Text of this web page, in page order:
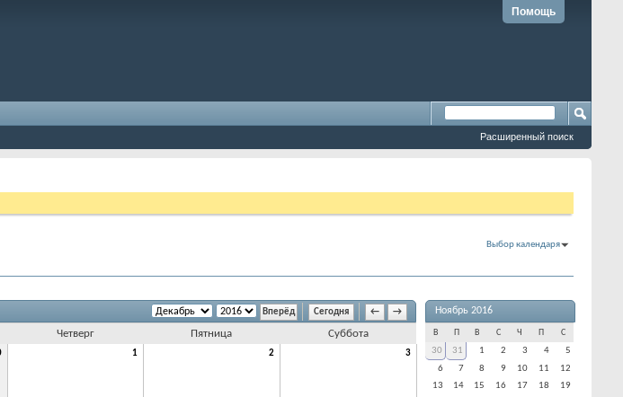
Помощь
Расширенный поиск
Выбор календаря
Сегодня ← →
Четверг Пятница Суббота
1 2 3
Ноябрь 2016
В В С Ч С
30 31 1 2 3 4
5
6
7 8 9 10 11
12
13
14 15 16 17 18
19